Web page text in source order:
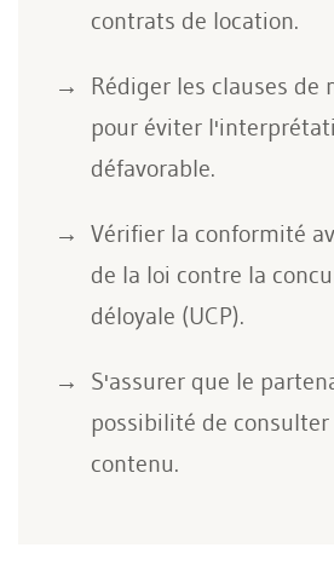
contrats de location.
Rédiger les clauses de
pour éviter
défavorable.
Vérifier la conformité
de la loi contre la
déloyale (UCP).
S'assurer que le
possibilité de
contenu.